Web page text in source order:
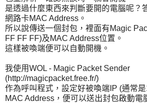
是透過什麼東西來判斷要開的電腦呢？
網路卡MAC Address。
所以說傳送一個封包，裡面有Magic
FF FF FF)及MAC Address位置。
這樣被喚端便可以自動開機。
我使用WOL - Magic Packet Sender
(http://magicpacket.free.fr/)
作為呼叫程式，設定好被喚端IP (通常
MAC Address，便可以送出封包啟動電